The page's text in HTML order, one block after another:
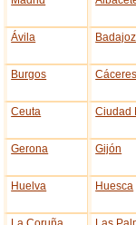
Ávila Badajoz
Burgos Cáceres
Ceuta
Ciudad
Gerona Gijón
Huelva Huesca